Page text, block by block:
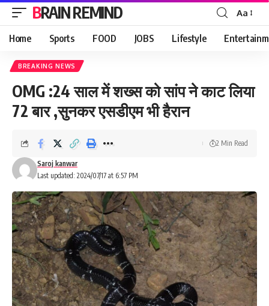
BRAIN REMIND
Font
Resizer
Aa
Home Sports FOOD JOBS Lifestyle
BREAKING NEWS
OMG :24 साल में शख्स को सांप ने काट लिया
72 बार ,सुनकर एसडीएम भी हैरान
Last updated: 2024/07/17 at 6:57 PM
Saroj kanwar
2 Min Read